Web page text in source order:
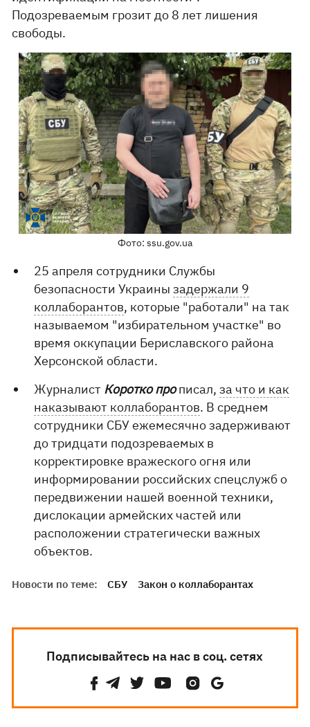
Подозреваемым грозит до 8 лет лишения
свободы.
Фото: ssu.gov.ua
25 апреля сотрудники Службы
безопасности Украинызадержали 9
коллаборантов, которые "работали" на так
называемом "избирательном участке" во
время оккупации Бериславского района
Херсонской области.
Журналист Коротко прописал,за что и как
наказывают коллаборантов. В среднем
сотрудники СБУ ежемесячно задерживают
до тридцати подозреваемых в
корректировке вражеского огня или
информировании российских спецслужб о
передвижении нашей военной техники,
дислокации армейских частей или
расположении стратегически важных
объектов.
Новости по теме: СБУ Закон о коллаборантах
Подписывайтесь на нас в соц. сетях